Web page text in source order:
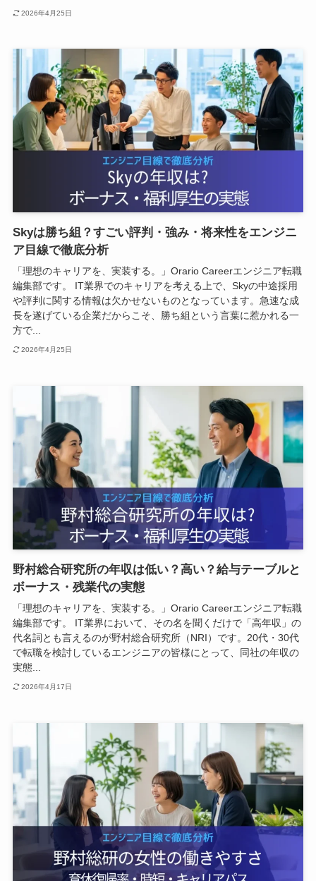
2026年4月25日
Skyは勝ち組？すごい評判・強み・将来性をエンジニ
ア目線で徹底分析
「理想のキャリアを、実装する。」Orario Careerエンジニア転職
編集部です。 IT業界でのキャリアを考える上で、Skyの中途採用
や評判に関する情報は欠かせないものとなっています。急速な成
長を遂げている企業だからこそ、勝ち組という言葉に惹かれる一
方で...
2026年4月25日
野村総合研究所の年収は低い？高い？給与テーブルと
ボーナス・残業代の実態
「理想のキャリアを、実装する。」Orario Careerエンジニア転職
編集部です。 IT業界において、その名を聞くだけで「高年収」の
代名詞とも言えるのが野村総合研究所（NRI）です。20代・30代
で転職を検討しているエンジニアの皆様にとって、同社の年収の
実態...
2026年4月17日